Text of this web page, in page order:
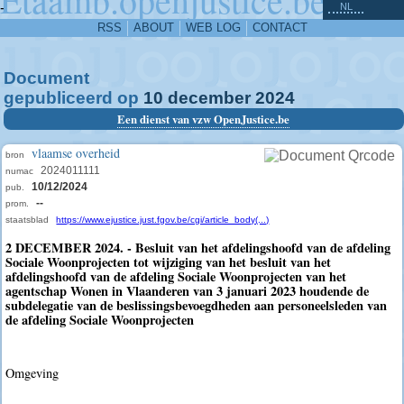
-
RSS ABOUT WEB LOG CONTACT
NL
Document
gepubliceerd op 10 december 2024
Een dienst van vzw OpenJustice.be
bron vlaamse overheid
numac 2024011111
pub. 10/12/2024
prom. --
staatsblad https://www.ejustice.just.fgov.be/cgi/article_body(...)
2 DECEMBER 2024. - Besluit van het afdelingshoofd van de afdeling
Sociale Woonprojecten tot wijziging van het besluit van het
afdelingshoofd van de afdeling Sociale Woonprojecten van het
agentschap Wonen in Vlaanderen van 3 januari 2023 houdende de
subdelegatie van de beslissingsbevoegdheden aan personeelsleden van
de afdeling Sociale Woonprojecten
Omgeving
^